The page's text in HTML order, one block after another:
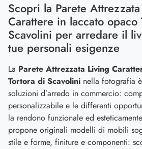
Scopri la Parete
Carattere in laccato opaco
Scavolini per arredare il
tue personali esigenze
La Parete Attrezzata Living
Tortora di Scavolini nella fotografia
soluzioni d’arredo in commercio:
personalizzabile e le differenti
la rendono funzionale ed
propone originali modelli di mobili
stile e forme, finiture e componenti: